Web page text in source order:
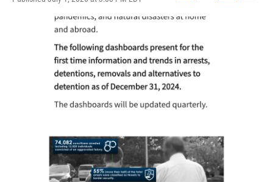
F
a
b
o
o
k
T
w
t
e
r
L
E